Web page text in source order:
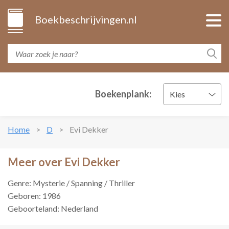
Boekbeschrijvingen.nl
Boekenplank: Kies
Home D Evi Dekker
Meer over Evi Dekker
Genre: Mysterie / Spanning / Thriller
Geboren: 1986
Geboorteland: Nederland